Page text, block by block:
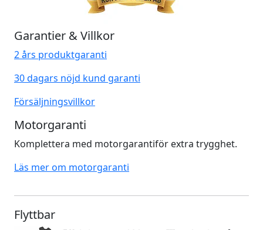
Garantier & Villkor
2 års produktgaranti
30 dagars nöjd kund garanti
Försäljningsvillkor
Motorgaranti
Komplettera med motorgarantiför extra trygghet.
Läs mer om motorgaranti
Flyttbar